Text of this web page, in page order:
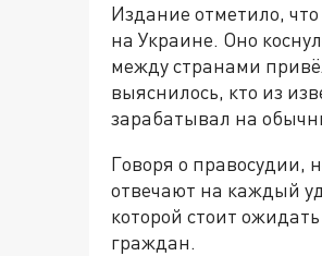
Издание отметило,
на Украине. Оно
между странами
выяснилось, кто из
зарабатывал на
Говоря о правосудии,
отвечают на каждый
которой стоит
граждан.